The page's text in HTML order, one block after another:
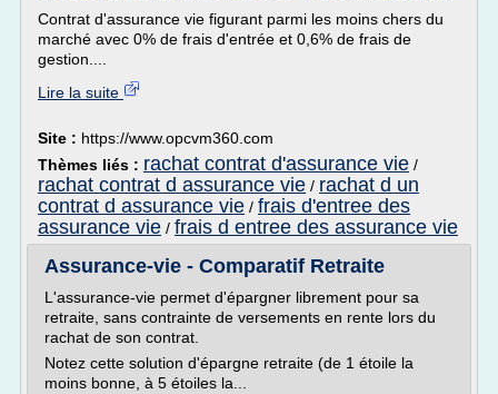
Contrat d'assurance vie figurant parmi les moins chers du
marché avec 0% de frais d'entrée et 0,6% de frais de
gestion....
Lire la suite
Site : https://www.opcvm360.com
Thèmes liés : rachat contrat d'assurance vie /
rachat contrat d assurance vie / rachat d un
contrat d assurance vie / frais d'entree des
assurance vie / frais d entree des assurance vie
Assurance-vie - Comparatif Retraite
L'assurance-vie permet d'épargner librement pour sa
retraite, sans contrainte de versements en rente lors du
rachat de son contrat.
Notez cette solution d'épargne retraite (de 1 étoile la
moins bonne, à 5 étoiles la...